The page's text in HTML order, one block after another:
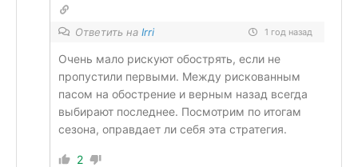
Ответить на Irri 1 год назад
Очень мало рискуют обострять, если не
пропустили первыми. Между рискованным
пасом на обострение и верным назад всегда
выбирают последнее. Посмотрим по итогам
сезона, оправдает ли себя эта стратегия.
2